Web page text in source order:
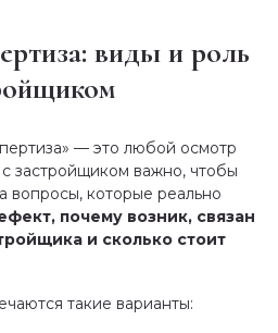
— это любой осмотр
застройщиком важно, чтобы
вопросы, которые реально
почему возник, связан
и сколько стоит
такие варианты: